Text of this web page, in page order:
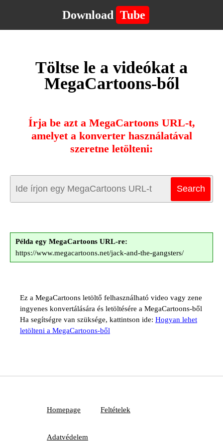
Download Tube
Töltse le a videókat a
MegaCartoons-ből
Írja be azt a MegaCartoons URL-t,
amelyet a konverter használatával
szeretne letölteni:
Példa egy MegaCartoons URL-re:
https://www.megacartoons.net/jack-and-the-gangsters/
Ez a MegaCartoons letöltő felhasználható video vagy zene
ingyenes konvertálására és letöltésére a MegaCartoons-ből
Ha segítségre van szüksége, kattintson ide: Hogyan lehet
letölteni a MegaCartoons-ből
Homepage Feltételek
Adatvédelem